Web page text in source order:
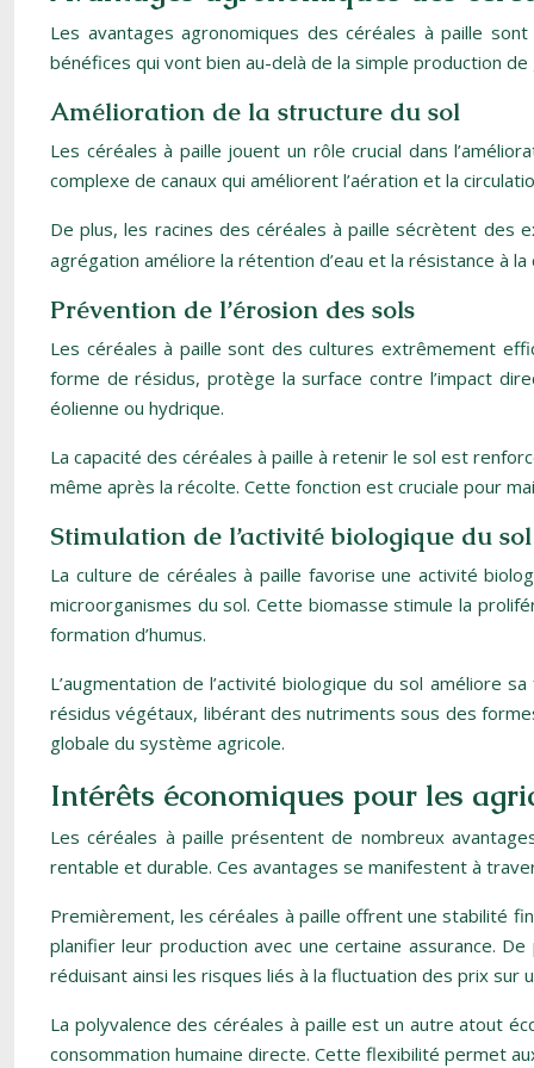
Les avantages agronomiques des céréales à paille
bénéfices qui vont bien au-delà de la simple production
Amélioration de la structure du sol
Les céréales à paille jouent un rôle crucial dans
complexe de canaux qui améliorent l’aération et la
De plus, les racines des céréales à paille sécrètent des
agrégation améliore la rétention d’eau et la résistance à
Prévention de l’érosion des sols
Les céréales à paille sont des cultures extrêmement
forme de résidus, protège la surface contre l’impact
éolienne ou hydrique.
La capacité des céréales à paille à retenir le sol est
même après la récolte. Cette fonction est cruciale pour
Stimulation de l’activité biologique du sol
La culture de céréales à paille favorise une activité
microorganismes du sol. Cette biomasse stimule la
formation d’humus.
L’augmentation de l’activité biologique du sol améliore
résidus végétaux, libérant des nutriments sous des
globale du système agricole.
Intérêts économiques pour les
Les céréales à paille présentent de nombreux
rentable et durable. Ces avantages se manifestent à
Premièrement, les céréales à paille offrent une stabilité
planifier leur production avec une certaine assurance.
réduisant ainsi les risques liés à la fluctuation des prix sur
La polyvalence des céréales à paille est un autre atout
consommation humaine directe. Cette flexibilité permet